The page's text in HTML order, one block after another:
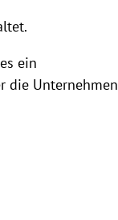
ein
die Unternehmen